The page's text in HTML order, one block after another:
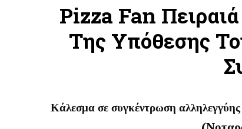
Pizza Fan
Της Υπόθεσης
Κάλεσμα σε συγκέντρωση